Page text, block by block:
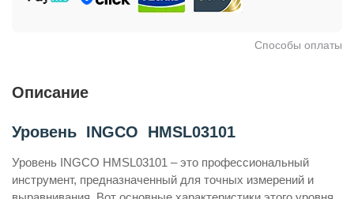
Способы оплаты
Описание
Уровень INGCO HMSL03101
Уровень INGCO HMSL03101 – это профессиональный
инструмент, предназначенный для точных измерений и